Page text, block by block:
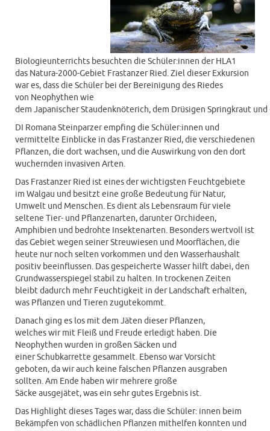
Biologieunterrichts besuchten die Schüler:innen der HLA1
das Natura-2000-Gebiet Frastanzer Ried. Ziel dieser Exkursion
war es, dass die Schüler bei der Bereinigung des Riedes
von Neophythen wie
dem Japanischer Staudenknöterich, dem Drüsigen Springkraut
DI Romana Steinparzer empfing die Schüler:innen und
vermittelte Einblicke in das Frastanzer Ried, die verschiedenen
Pflanzen, die dort wachsen, und die Auswirkung von den dort
wuchernden invasiven Arten.
Das Frastanzer Ried ist eines der wichtigsten Feuchtgebiete
im Walgau und besitzt eine große Bedeutung für Natur,
Umwelt und Menschen. Es dient als Lebensraum für viele
seltene Tier- und Pflanzenarten, darunter Orchideen,
Amphibien und bedrohte Insektenarten. Besonders wertvoll ist
das Gebiet wegen seiner Streuwiesen und Moorflächen, die
heute nur noch selten vorkommen und den Wasserhaushalt
positiv beeinflussen. Das gespeicherte Wasser hilft dabei, den
Grundwasserspiegel stabil zu halten. In trockenen Zeiten
bleibt dadurch mehr Feuchtigkeit in der Landschaft erhalten,
was Pflanzen und Tieren zugutekommt.
Danach ging es los mit dem Jäten dieser Pflanzen,
welches wir mit Fleiß und Freude erledigt haben. Die
Neophythen wurden in großen Säcken und
einer Schubkarrette gesammelt. Ebenso war Vorsicht
geboten, da wir auch keine falschen Pflanzen ausgraben
sollten. Am Ende haben wir mehrere große
Säcke ausgejätet, was ein sehr gutes Ergebnis ist.
Das Highlight dieses Tages war, dass die Schüler: innen beim
Bekämpfen von schädlichen Pflanzen mithelfen konnten und